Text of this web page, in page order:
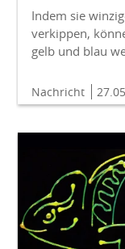
Indem sie
verkippen,
gelb und blau
Nachricht